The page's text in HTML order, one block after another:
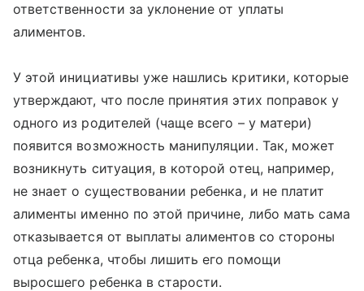
ответственности за уклонение от уплаты
алиментов.
У этой инициативы уже нашлись критики, которые
утверждают, что после принятия этих поправок у
одного из родителей (чаще всего – у матери)
появится возможность манипуляции. Так, может
возникнуть ситуация, в которой отец, например,
не знает о существовании ребенка, и не платит
алименты именно по этой причине, либо мать сама
отказывается от выплаты алиментов со стороны
отца ребенка, чтобы лишить его помощи
выросшего ребенка в старости.